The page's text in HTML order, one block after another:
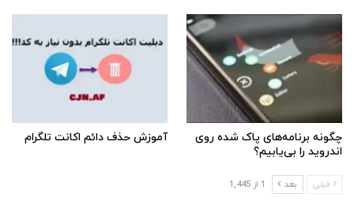
چگونه برنامه‌های پاک شده روی
اندروید را بی‌یابیم؟
آموزش حذف دائم اکانت تلگرام
قبلی بعد 1 از 1,445